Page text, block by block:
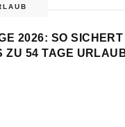
2026: SO SICHERT
ZU 54 TAGE